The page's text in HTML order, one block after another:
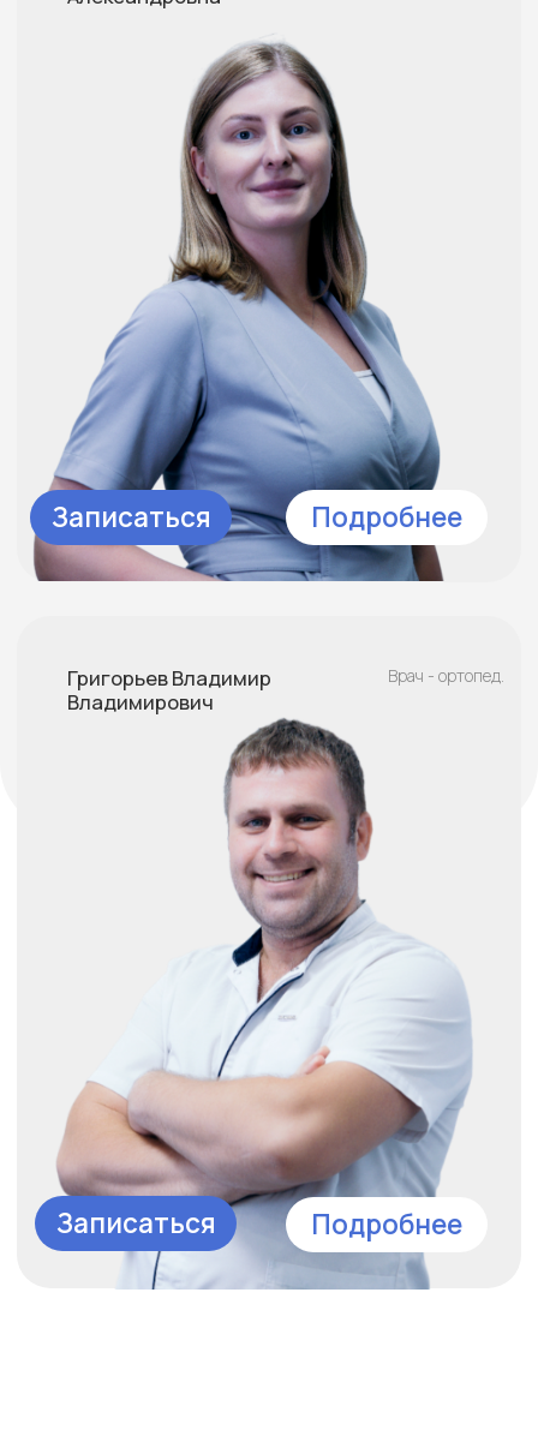
Соглашение о персональных данных
Политика конфиденциальности